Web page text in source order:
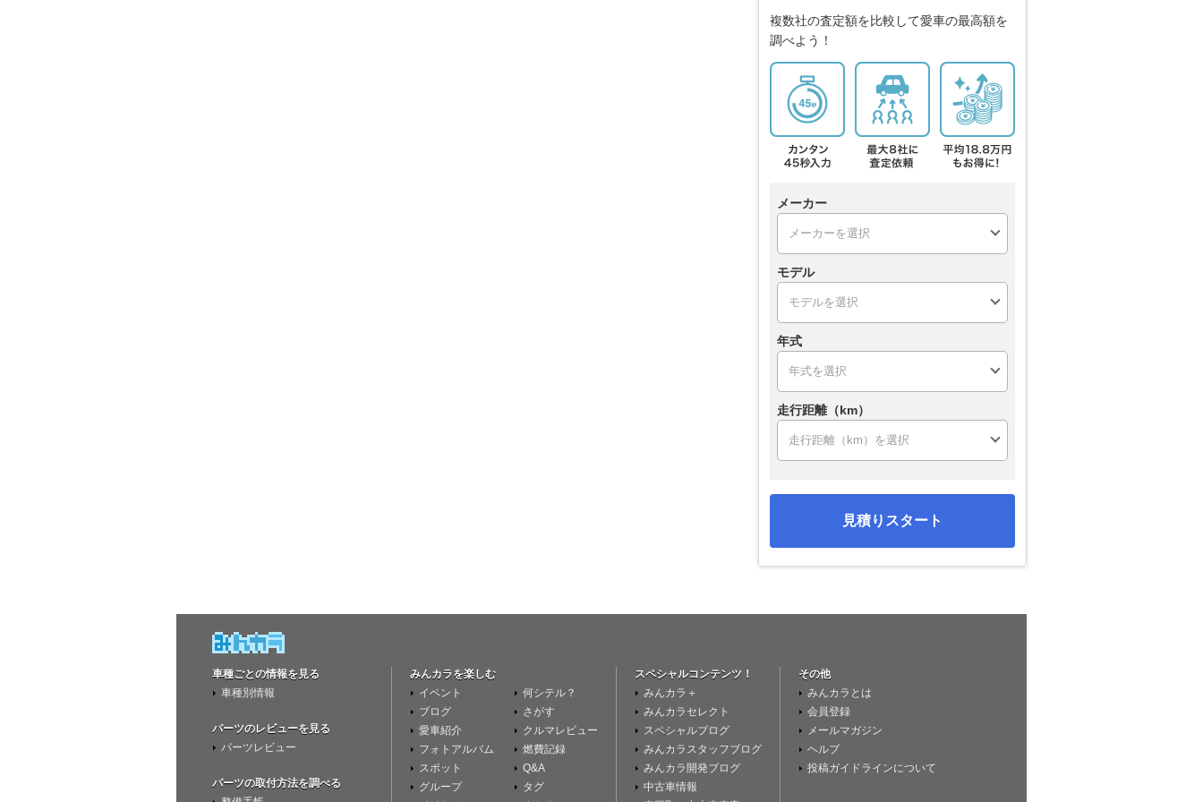
複数社の査定額を比較して愛車の最高額を
調べよう！
メーカー
モデル
年式
走行距離（km）
見積りスタート
車種ごとの情報を見る
車種別情報
パーツのレビューを見る
パーツレビュー
パーツの取付方法を調べる
みんカラを楽しむ
イベント
ブログ
愛車紹介
フォトアルバム
スポット
グループ
何シテル？
さがす
クルマレビュー
燃費記録
Q&A
タグ
スペシャルコンテンツ！
みんカラ＋
みんカラセレクト
スペシャルブログ
みんカラスタッフブログ
みんカラ開発ブログ
中古車情報
その他
みんカラとは
会員登録
メールマガジン
ヘルプ
投稿ガイドラインについて